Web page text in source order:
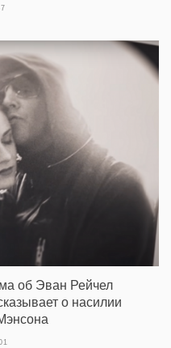
об Эван Рейчел
о насилии